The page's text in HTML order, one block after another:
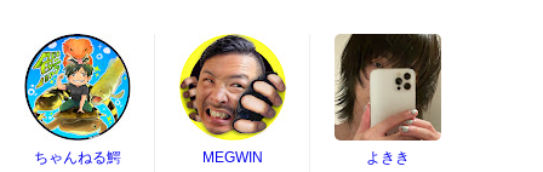
ちゃんねる鰐 MEGWIN よきき